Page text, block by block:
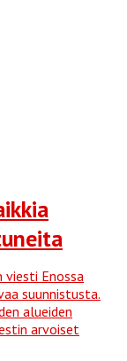
viesti Enossa
suunnistusta.
alueiden
arvoiset